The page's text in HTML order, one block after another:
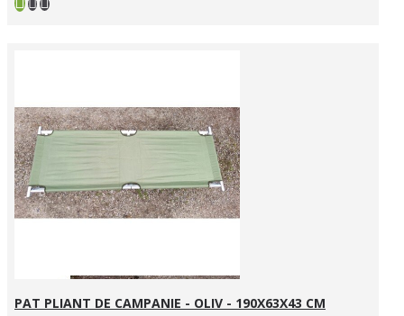
PAT PLIANT DE CAMPANIE - OLIV - 190X63X43 CM